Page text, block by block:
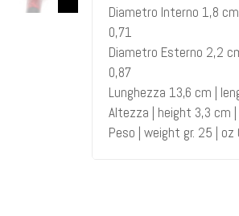
Diametro Interno 1,8
0,71
Diametro Esterno 2,2
0,87
Lunghezza 13,6 cm |
Altezza | height 3,3 cm
Peso | weight gr. 25 | oz